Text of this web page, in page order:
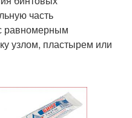
часть
равномерным
узлом, пластырем или